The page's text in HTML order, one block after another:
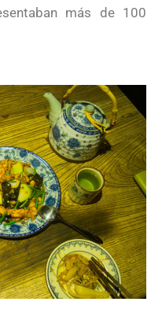
más de 100